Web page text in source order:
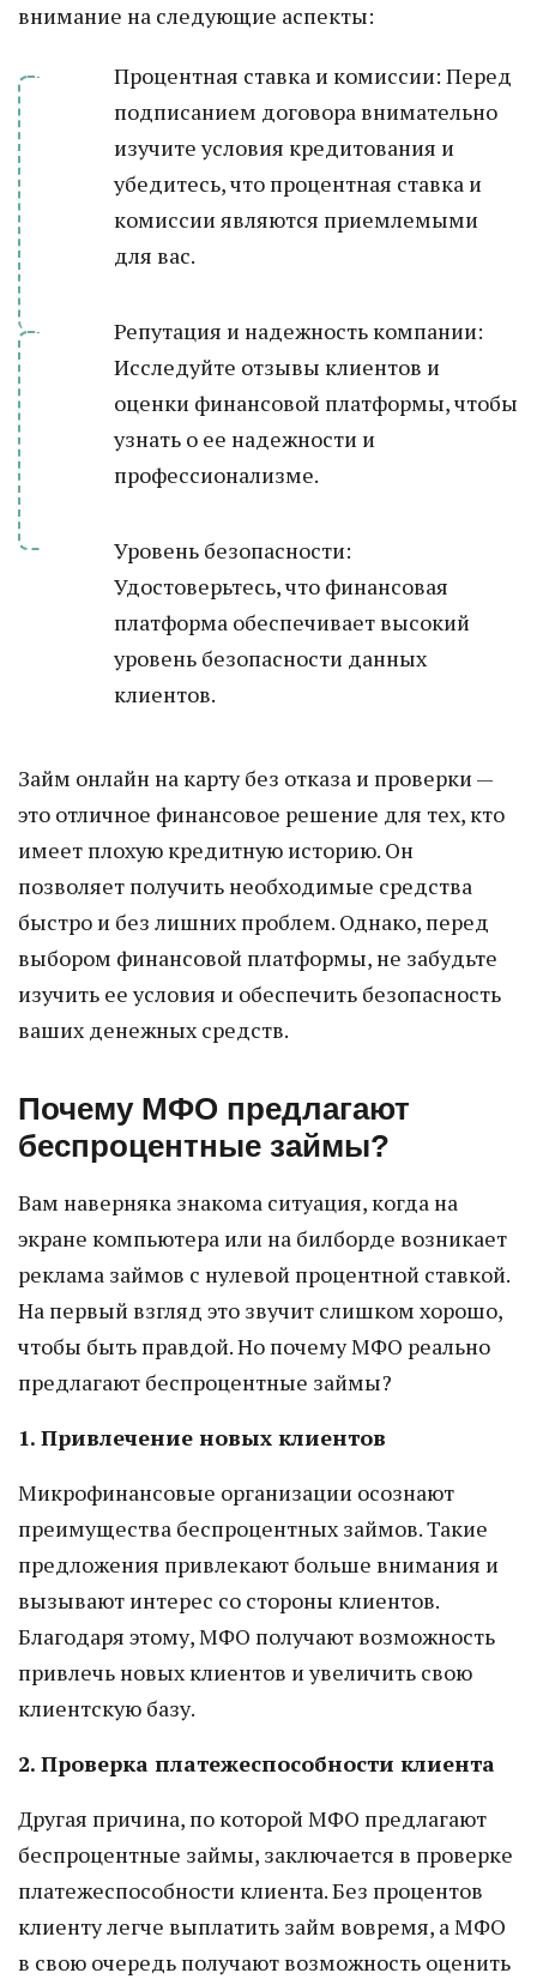
внимание на следующие аспекты:
Процентная ставка и комиссии: Перед
подписанием договора внимательно
изучите условия кредитования и
убедитесь, что процентная ставка и
комиссии являются приемлемыми
для вас.
Репутация и надежность компании:
Исследуйте отзывы клиентов и
оценки финансовой платформы, чтобы
узнать о ее надежности и
профессионализме.
Уровень безопасности:
Удостоверьтесь, что финансовая
платформа обеспечивает высокий
уровень безопасности данных
клиентов.
Займ онлайн на карту без отказа и проверки —
это отличное финансовое решение для тех, кто
имеет плохую кредитную историю. Он
позволяет получить необходимые средства
быстро и без лишних проблем. Однако, перед
выбором финансовой платформы, не забудьте
изучить ее условия и обеспечить безопасность
ваших денежных средств.
Почему МФО предлагают
беспроцентные займы?
Вам наверняка знакома ситуация, когда на
экране компьютера или на билборде возникает
реклама займов с нулевой процентной ставкой.
На первый взгляд это звучит слишком хорошо,
чтобы быть правдой. Но почему МФО реально
предлагают беспроцентные займы?
1. Привлечение новых клиентов
Микрофинансовые организации осознают
преимущества беспроцентных займов. Такие
предложения привлекают больше внимания и
вызывают интерес со стороны клиентов.
Благодаря этому, МФО получают возможность
привлечь новых клиентов и увеличить свою
клиентскую базу.
2. Проверка платежеспособности клиента
Другая причина, по которой МФО предлагают
беспроцентные займы, заключается в проверке
платежеспособности клиента. Без процентов
клиенту легче выплатить займ вовремя, а МФО
в свою очередь получают возможность оценить